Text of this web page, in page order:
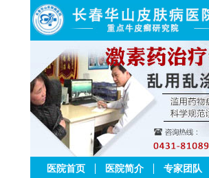
医院首页 医院简介 专家团队